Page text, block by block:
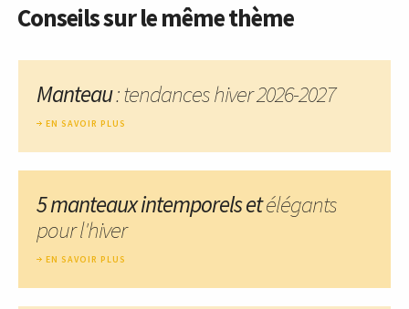
Conseils sur le même thème
Manteau: tendances hiver 2026-2027
EN SAVOIR PLUS
5 manteaux intemporels etélégants
pour l'hiver
EN SAVOIR PLUS